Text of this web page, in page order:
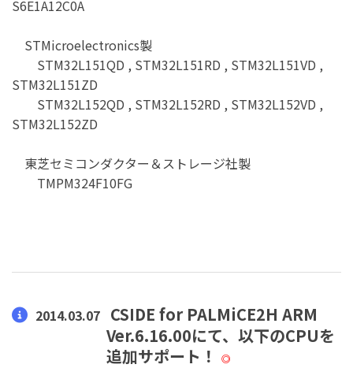
S6E1A12C0A
STMicroelectronics製
STM32L151QD , STM32L151RD , STM32L151VD ,
STM32L151ZD
STM32L152QD , STM32L152RD , STM32L152VD ,
STM32L152ZD
東芝セミコンダクター＆ストレージ社製
TMPM324F10FG
2014.03.07 CSIDE for PALMiCE2H ARM
Ver.6.16.00にて、以下のCPUを
追加サポート！
◎